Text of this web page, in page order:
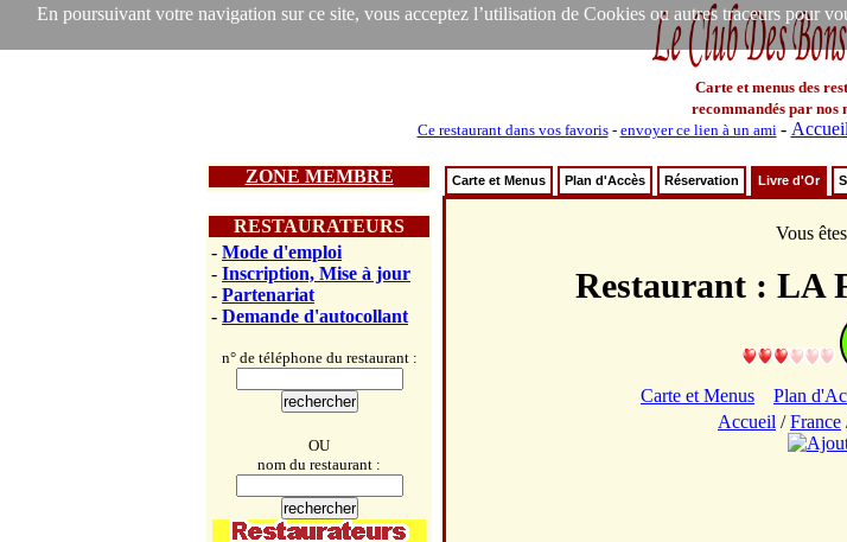
En poursuivant votre navigation sur ce site, vous acceptez l’utilisation de Cookies ou autres traceurs pour
Carte et menus des
recommandés par nos
Ce restaurant dans vos favoris- envoyer ce lien à un ami - Accueil
ZONE MEMBRE
RESTAURATEURS
- Mode d'emploi
- Inscription, Mise à jour
- Partenariat
- Demande d'autocollant
n° de téléphone du restaurant :
OU
nom du restaurant :
Carte et Menus Plan d'Accès Réservation Livre d'Or
Vous
Restaurant : LA
Carte et Menus Plan
Accueil /France